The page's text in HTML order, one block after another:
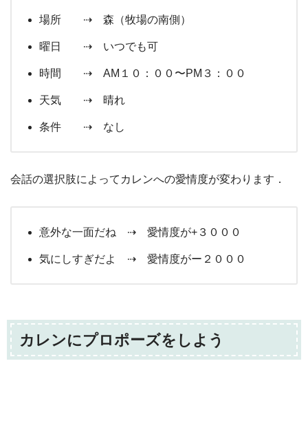
場所 ⇢ 森（牧場の南側）
曜日 ⇢ いつでも可
時間 ⇢ AM１０：００〜PM３：００
天気 ⇢ 晴れ
条件 ⇢ なし
会話の選択肢によってカレンへの愛情度が変わります．
意外な一面だね ⇢ 愛情度が+３０００
気にしすぎだよ ⇢ 愛情度がー２０００
カレンにプロポーズをしよう